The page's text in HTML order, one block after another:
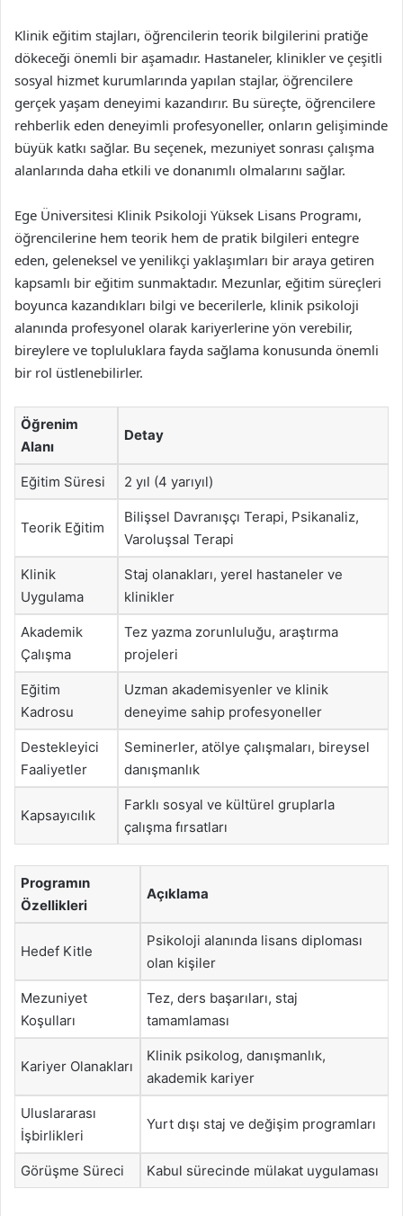
Klinik eğitim stajları, öğrencilerin teorik bilgilerini pratiğe
dökeceği önemli bir aşamadır. Hastaneler, klinikler ve çeşitli
sosyal hizmet kurumlarında yapılan stajlar, öğrencilere
gerçek yaşam deneyimi kazandırır. Bu süreçte, öğrencilere
rehberlik eden deneyimli profesyoneller, onların gelişiminde
büyük katkı sağlar. Bu seçenek, mezuniyet sonrası çalışma
alanlarında daha etkili ve donanımlı olmalarını sağlar.
Ege Üniversitesi Klinik Psikoloji Yüksek Lisans Programı,
öğrencilerine hem teorik hem de pratik bilgileri entegre
eden, geleneksel ve yenilikçi yaklaşımları bir araya getiren
kapsamlı bir eğitim sunmaktadır. Mezunlar, eğitim süreçleri
boyunca kazandıkları bilgi ve becerilerle, klinik psikoloji
alanında profesyonel olarak kariyerlerine yön verebilir,
bireylere ve topluluklara fayda sağlama konusunda önemli
bir rol üstlenebilirler.
Öğrenim
Alanı
Detay
Eğitim Süresi 2 yıl (4 yarıyıl)
Teorik Eğitim
Bilişsel Davranışçı Terapi, Psikanaliz,
Varoluşsal Terapi
Klinik
Uygulama
Staj olanakları, yerel hastaneler ve
klinikler
Akademik
Çalışma
Tez yazma zorunluluğu, araştırma
projeleri
Eğitim
Kadrosu
Uzman akademisyenler ve klinik
deneyime sahip profesyoneller
Destekleyici
Faaliyetler
Seminerler, atölye çalışmaları, bireysel
danışmanlık
Kapsayıcılık
Farklı sosyal ve kültürel gruplarla
çalışma fırsatları
Programın
Özellikleri
Açıklama
Hedef Kitle
Psikoloji alanında lisans diploması
olan kişiler
Mezuniyet
Koşulları
Tez, ders başarıları, staj
tamamlaması
Kariyer Olanakları
Klinik psikolog, danışmanlık,
akademik kariyer
Uluslararası
İşbirlikleri
Yurt dışı staj ve değişim programları
Görüşme Süreci Kabul sürecinde mülakat uygulaması